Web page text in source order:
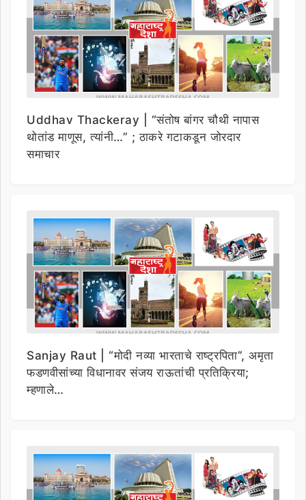
Uddhav Thackeray | “संतोष बांगर चौथी नापास
थोतांड माणूस, त्यांनी…” ; ठाकरे गटाकडून जोरदार
समाचार
Sanjay Raut | “मोदी नव्या भारताचे राष्ट्रपिता”, अमृता
फडणवीसांच्या विधानावर संजय राऊतांची प्रतिक्रिया;
म्हणाले…